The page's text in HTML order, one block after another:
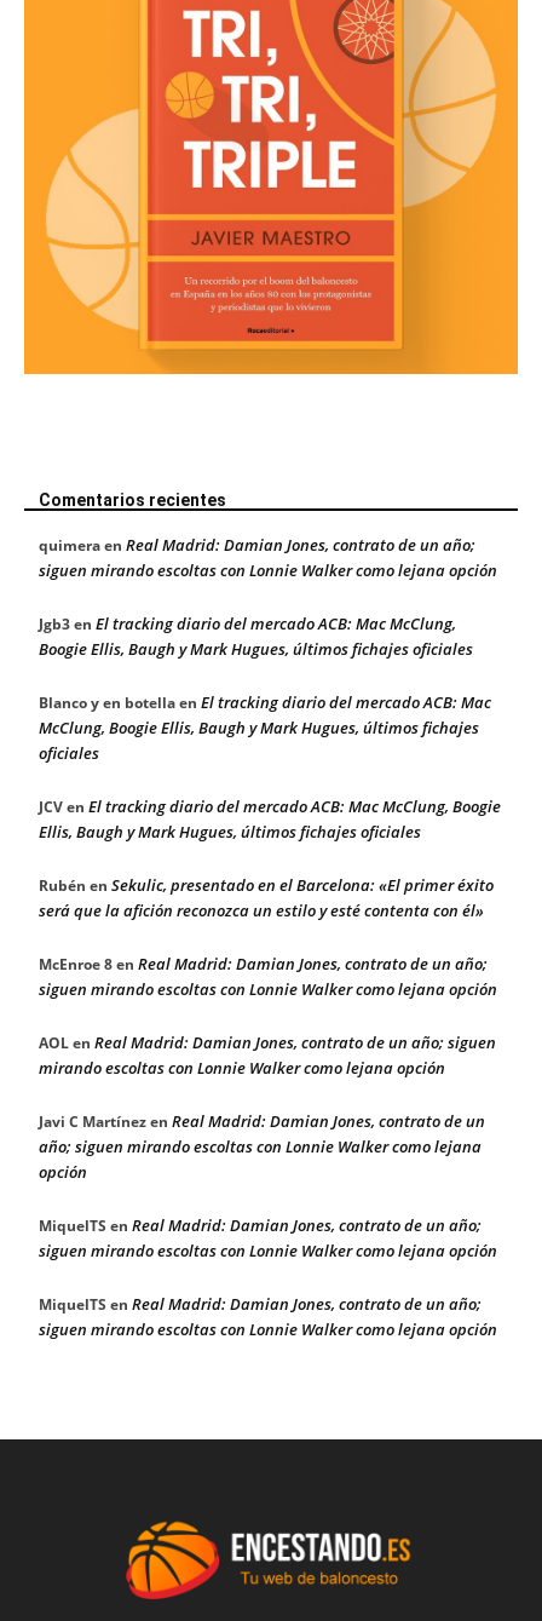
Comentarios recientes
quimeraen Real Madrid: Damian Jones, contrato de un año;
siguen mirando escoltas con Lonnie Walker como lejana opción
Jgb3en El tracking diario del mercado ACB: Mac McClung,
Boogie Ellis, Baugh y Mark Hugues, últimos fichajes oficiales
Blanco y en botellaen El tracking diario del mercado ACB: Mac
McClung, Boogie Ellis, Baugh y Mark Hugues, últimos fichajes
oficiales
JCVen El tracking diario del mercado ACB: Mac McClung, Boogie
Ellis, Baugh y Mark Hugues, últimos fichajes oficiales
Rubén en Sekulic, presentado en el Barcelona: «El primer éxito
será que la afición reconozca un estilo y esté contenta con él»
McEnroe 8en Real Madrid: Damian Jones, contrato de un año;
siguen mirando escoltas con Lonnie Walker como lejana opción
AOLen Real Madrid: Damian Jones, contrato de un año; siguen
mirando escoltas con Lonnie Walker como lejana opción
Javi C Martínezen Real Madrid: Damian Jones, contrato de un
año; siguen mirando escoltas con Lonnie Walker como lejana
opción
MiquelTS en Real Madrid: Damian Jones, contrato de un año;
siguen mirando escoltas con Lonnie Walker como lejana opción
MiquelTS en Real Madrid: Damian Jones, contrato de un año;
siguen mirando escoltas con Lonnie Walker como lejana opción